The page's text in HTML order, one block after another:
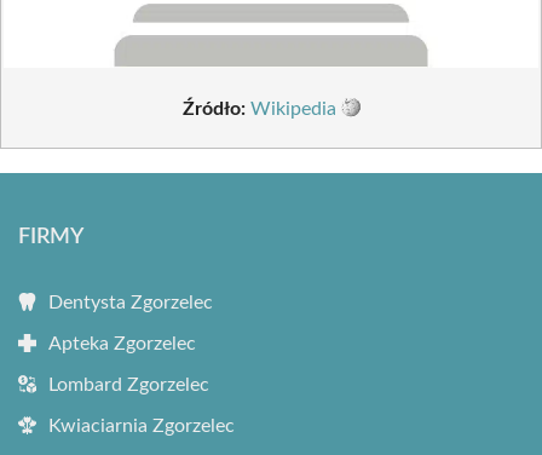
Źródło: Wikipedia
FIRMY
Dentysta Zgorzelec
Apteka Zgorzelec
Lombard Zgorzelec
Kwiaciarnia Zgorzelec